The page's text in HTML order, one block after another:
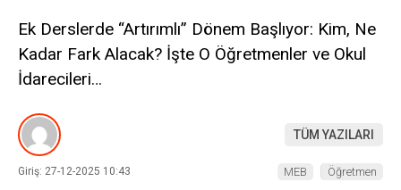
Ek Derslerde “Artırımlı” Dönem Başlıyor: Kim, Ne
Kadar Fark Alacak? İşte O Öğretmenler ve Okul
İdarecileri…
TÜM YAZILARI
Giriş: 27-12-2025 10:43 MEB Öğretmen